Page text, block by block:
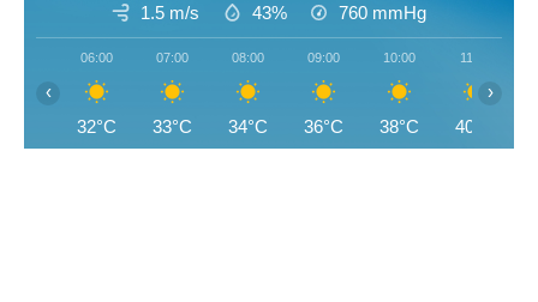
1.5 m/s 43% 760 mmHg
06:00
32°C
07:00
33°C
08:00
34°C
09:00
36°C
10:00
38°C
11:00
40°C
‹ ›